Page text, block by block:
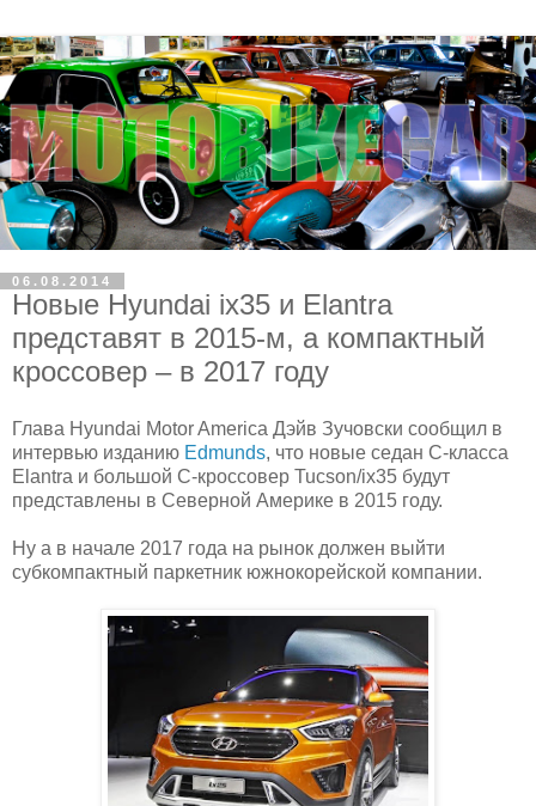
06.08.2014
Новые Hyundai ix35 и Elantra
представят в 2015-м, а компактный
кроссовер – в 2017 году
Глава Hyundai Motor America Дэйв Зучовски сообщил в
интервью изданию Edmunds, что новые седан C-класса
Elantra и большой C-кроссовер Tucson/ix35 будут
представлены в Северной Америке в 2015 году.
Ну а в начале 2017 года на рынок должен выйти
субкомпактный паркетник южнокорейской компании.